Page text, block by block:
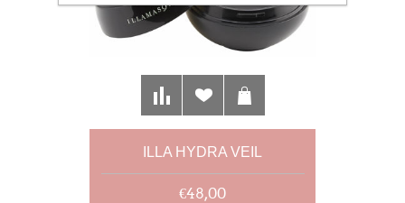
ILLA HYDRA VEIL
€48,00